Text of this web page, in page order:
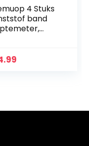
4 Stuks
band